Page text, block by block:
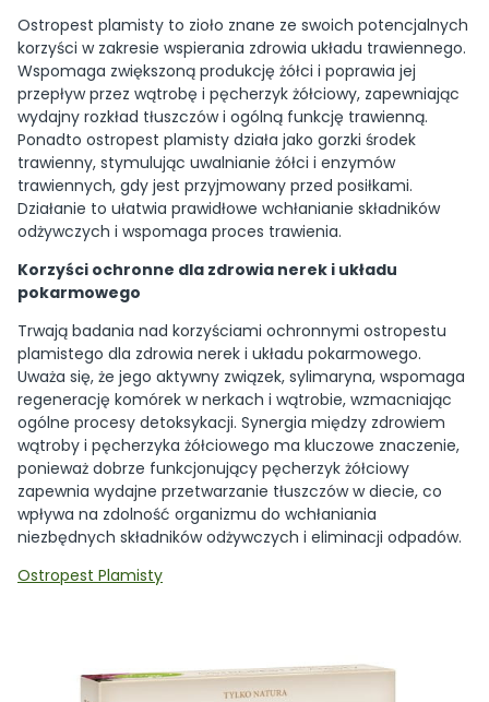
Ostropest plamisty to zioło znane ze swoich potencjalnych
korzyści w zakresie wspierania zdrowia układu trawiennego.
Wspomaga zwiększoną produkcję żółci i poprawia jej
przepływ przez wątrobę i pęcherzyk żółciowy, zapewniając
wydajny rozkład tłuszczów i ogólną funkcję trawienną.
Ponadto ostropest plamisty działa jako gorzki środek
trawienny, stymulując uwalnianie żółci i enzymów
trawiennych, gdy jest przyjmowany przed posiłkami.
Działanie to ułatwia prawidłowe wchłanianie składników
odżywczych i wspomaga proces trawienia.
Korzyści ochronne dla zdrowia nerek i układu
pokarmowego
Trwają badania nad korzyściami ochronnymi ostropestu
plamistego dla zdrowia nerek i układu pokarmowego.
Uważa się, że jego aktywny związek, sylimaryna, wspomaga
regenerację komórek w nerkach i wątrobie, wzmacniając
ogólne procesy detoksykacji. Synergia między zdrowiem
wątroby i pęcherzyka żółciowego ma kluczowe znaczenie,
ponieważ dobrze funkcjonujący pęcherzyk żółciowy
zapewnia wydajne przetwarzanie tłuszczów w diecie, co
wpływa na zdolność organizmu do wchłaniania
niezbędnych składników odżywczych i eliminacji odpadów.
Ostropest Plamisty